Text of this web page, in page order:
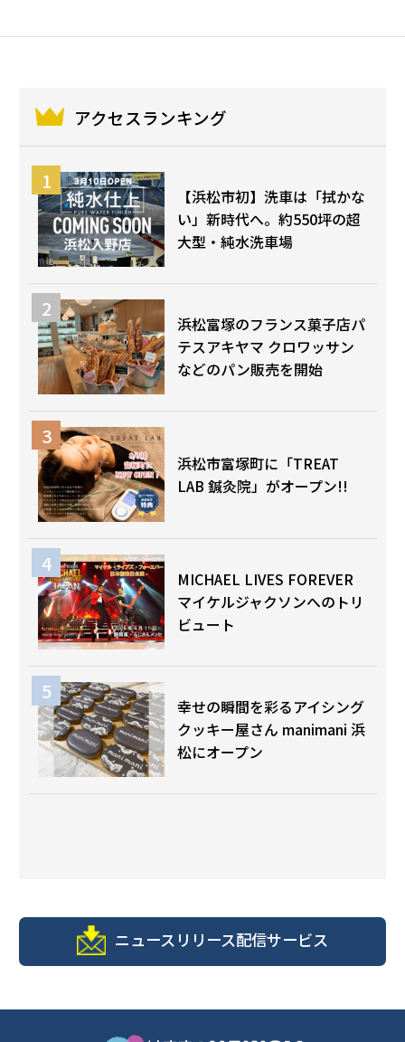
アクセスランキング
【浜松市初】洗車は「拭かな
い」新時代へ。約550坪の超
大型・純水洗車場
浜松富塚のフランス菓子店パ
テスアキヤマ クロワッサン
などのパン販売を開始
浜松市富塚町に「TREAT
LAB 鍼灸院」がオープン!!
MICHAEL LIVES FOREVER
マイケルジャクソンへのトリ
ビュート
幸せの瞬間を彩るアイシング
クッキー屋さん manimani 浜
松にオープン
ニュースリリース配信サービス